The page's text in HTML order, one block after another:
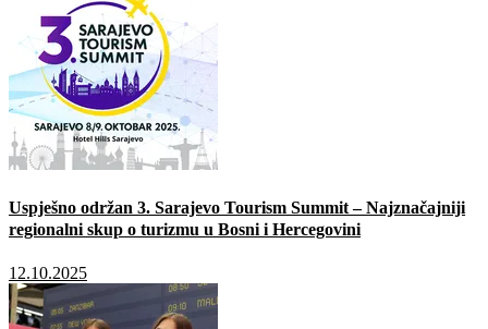
Uspješno održan 3. Sarajevo Tourism Summit – Najznačajniji
regionalni skup o turizmu u Bosni i Hercegovini
12.10.2025